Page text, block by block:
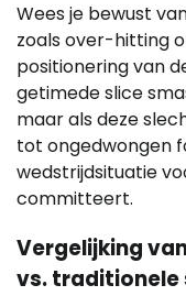
Wees je bewust
zoals over-hitting
positionering van
getimede slice
maar als deze
tot ongedwongen
wedstrijdsituatie
committeert.
Vergelijking
vs. traditionele